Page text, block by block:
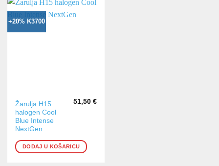
+20% K3700
Žarulja H15
halogen Cool
Blue Intense
NextGen
51,50 €
DODAJ U KOŠARICU